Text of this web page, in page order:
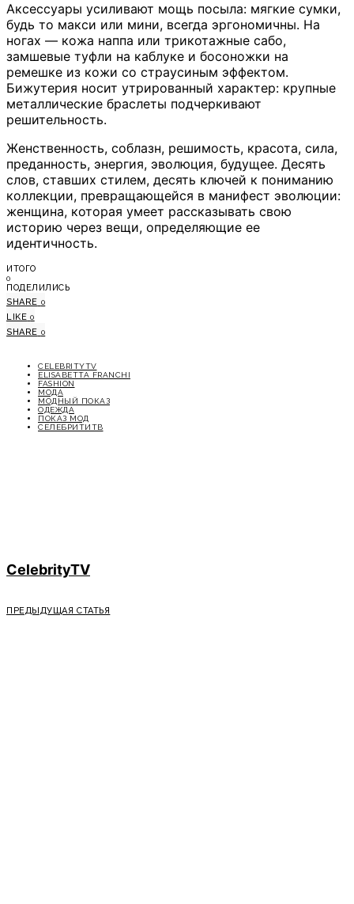
Аксессуары усиливают мощь посыла: мягкие сумки,
будь то макси или мини, всегда эргономичны. На
ногах — кожа наппа или трикотажные сабо,
замшевые туфли на каблуке и босоножки на
ремешке из кожи со страусиным эффектом.
Бижутерия носит утрированный характер: крупные
металлические браслеты подчеркивают
решительность.
Женственность, соблазн, решимость, красота, сила,
преданность, энергия, эволюция, будущее. Десять
слов, ставших стилем, десять ключей к пониманию
коллекции, превращающейся в манифест эволюции:
женщина, которая умеет рассказывать свою
историю через вещи, определяющие ее
идентичность.
ИТОГО
0
ПОДЕЛИЛИСЬ
SHARE 0
LIKE 0
SHARE 0
CELEBRITYTV
ELISABETTA FRANCHI
FASHION
МОДА
МОДНЫЙ ПОКАЗ
ОДЕЖДА
ПОКАЗ МОД
СЕЛЕБРИТИТВ
CelebrityTV
ПРЕДЫДУЩАЯ СТАТЬЯ